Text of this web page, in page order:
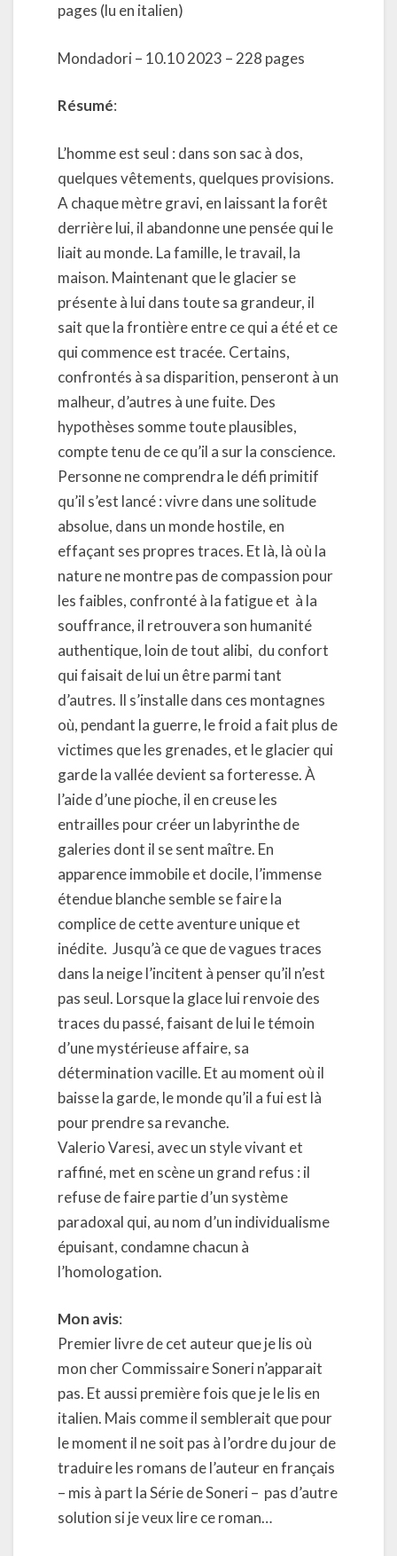
pages (lu en italien)
Mondadori – 10.10 2023 – 228 pages
Résumé:
L’homme est seul : dans son sac à dos,
quelques vêtements, quelques provisions.
A chaque mètre gravi, en laissant la forêt
derrière lui, il abandonne une pensée qui le
liait au monde. La famille, le travail, la
maison. Maintenant que le glacier se
présente à lui dans toute sa grandeur, il
sait que la frontière entre ce qui a été et ce
qui commence est tracée. Certains,
confrontés à sa disparition, penseront à un
malheur, d’autres à une fuite. Des
hypothèses somme toute plausibles,
compte tenu de ce qu’il a sur la conscience.
Personne ne comprendra le défi primitif
qu’il s’est lancé : vivre dans une solitude
absolue, dans un monde hostile, en
effaçant ses propres traces. Et là, là où la
nature ne montre pas de compassion pour
les faibles, confronté à la fatigue et à la
souffrance, il retrouvera son humanité
authentique, loin de tout alibi, du confort
qui faisait de lui un être parmi tant
d’autres. Il s’installe dans ces montagnes
où, pendant la guerre, le froid a fait plus de
victimes que les grenades, et le glacier qui
garde la vallée devient sa forteresse. À
l’aide d’une pioche, il en creuse les
entrailles pour créer un labyrinthe de
galeries dont il se sent maître. En
apparence immobile et docile, l’immense
étendue blanche semble se faire la
complice de cette aventure unique et
inédite. Jusqu’à ce que de vagues traces
dans la neige l’incitent à penser qu’il n’est
pas seul. Lorsque la glace lui renvoie des
traces du passé, faisant de lui le témoin
d’une mystérieuse affaire, sa
détermination vacille. Et au moment où il
baisse la garde, le monde qu’il a fui est là
pour prendre sa revanche.
Valerio Varesi, avec un style vivant et
raffiné, met en scène un grand refus : il
refuse de faire partie d’un système
paradoxal qui, au nom d’un individualisme
épuisant, condamne chacun à
l’homologation.
Mon avis:
Premier livre de cet auteur que je lis où
mon cher Commissaire Soneri n’apparait
pas. Et aussi première fois que je le lis en
italien. Mais comme il semblerait que pour
le moment il ne soit pas à l’ordre du jour de
traduire les romans de l’auteur en français
– mis à part la Série de Soneri – pas d’autre
solution si je veux lire ce roman…